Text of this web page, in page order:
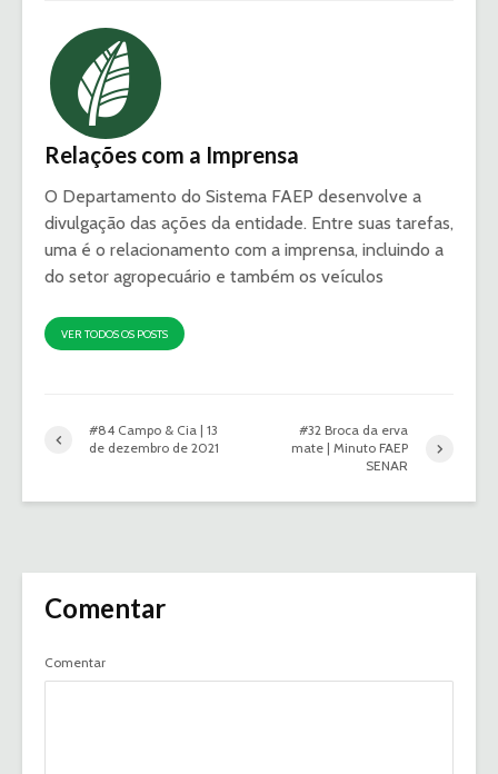
Relações com a Imprensa
O Departamento do Sistema FAEP desenvolve a
divulgação das ações da entidade. Entre suas tarefas,
uma é o relacionamento com a imprensa, incluindo a
do setor agropecuário e também os veículos
VER TODOS OS POSTS
#84 Campo & Cia | 13
de dezembro de 2021
#32 Broca da erva
mate | Minuto FAEP
SENAR
Comentar
Comentar